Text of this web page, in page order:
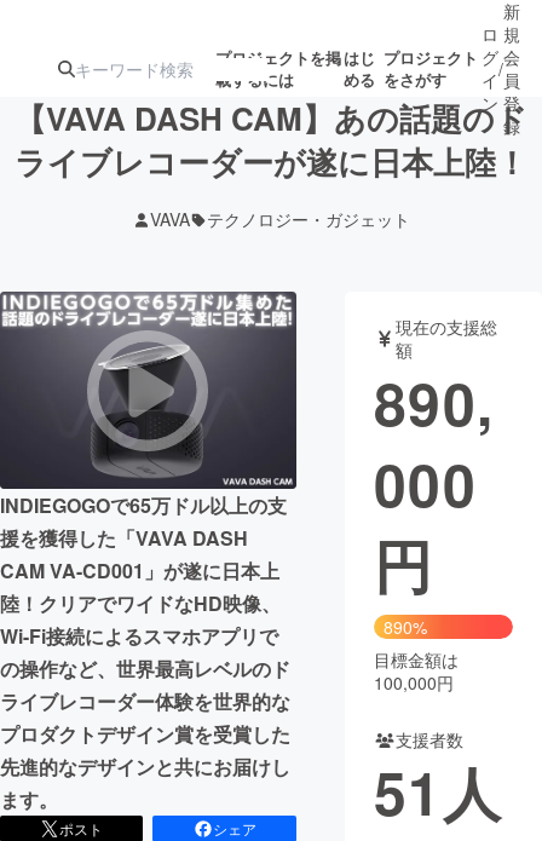
プロジェクトを掲
載するには
はじ
める
プロジェクト
をさがす
ターン
ジェクト
ロジェクト
アート・写真 音楽
テクノロジー・ガジェット ゲーム・サ
映像・映画
ビジネス・起業
まちづくり・地域活性化
CAMPFIRE for Social Good
CAMPFIRE Creation
CAMPFIREふるさと納税machi-ya コミュニティ
ロ
グ
イ
ン
/
新
規
会
員
登
録
【VAVA DASH CAM】あの話題のド
ライブレコーダーが遂に日本上陸！
VAVA テクノロジー・ガジェット
INDIEGOGOで65万ドル以上の支
援を獲得した「VAVA DASH
CAM VA-CD001」が遂に日本上
陸！クリアでワイドなHD映像、
Wi-Fi接続によるスマホアプリで
の操作など、世界最高レベルのド
ライブレコーダー体験を世界的な
プロダクトデザイン賞を受賞した
先進的なデザインと共にお届けし
ます。
ポスト
シェア
現在の支援総
額
890,
000
円
890%
目標金額は
100,000円
支援者数
51 人